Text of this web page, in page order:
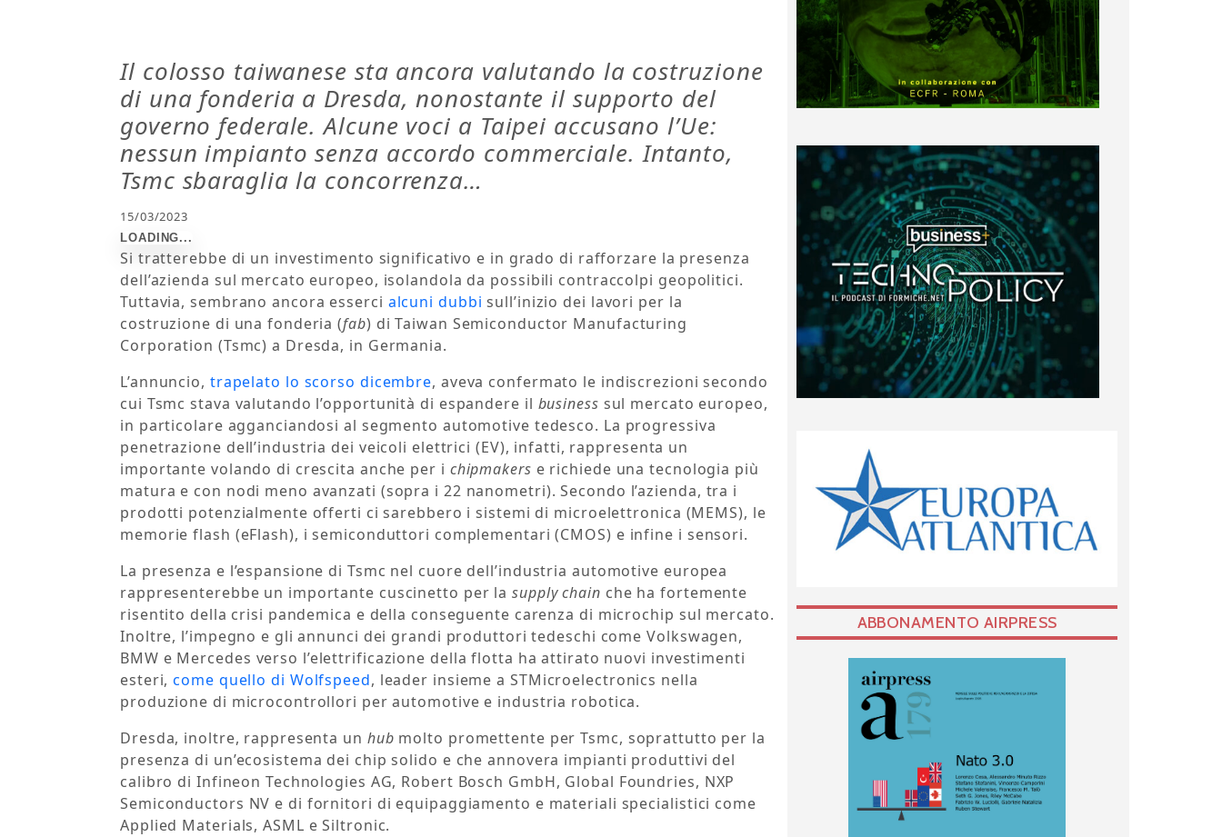
Il colosso taiwanese sta ancora valutando la costruzione
di una fonderia a Dresda, nonostante il supporto del
governo federale. Alcune voci a Taipei accusano l’Ue:
nessun impianto senza accordo commerciale. Intanto,
Tsmc sbaraglia la concorrenza…
15/03/2023
Si tratterebbe di un investimento significativo e in grado di rafforzare la presenza
dell’azienda sul mercato europeo, isolandola da possibili contraccolpi geopolitici.
Tuttavia, sembrano ancora esserci alcuni dubbi sull’inizio dei lavori per la
costruzione di una fonderia (fab) di Taiwan Semiconductor Manufacturing
Corporation (Tsmc) a Dresda, in Germania.
L’annuncio, trapelato lo scorso dicembre, aveva confermato le indiscrezioni secondo
cui Tsmc stava valutando l’opportunità di espandere il business sul mercato europeo,
in particolare agganciandosi al segmento automotive tedesco. La progressiva
penetrazione dell’industria dei veicoli elettrici (EV), infatti, rappresenta un
importante volando di crescita anche per i chipmakers e richiede una tecnologia più
matura e con nodi meno avanzati (sopra i 22 nanometri). Secondo l’azienda, tra i
prodotti potenzialmente offerti ci sarebbero i sistemi di microelettronica (MEMS), le
memorie flash (eFlash), i semiconduttori complementari (CMOS) e infine i sensori.
La presenza e l’espansione di Tsmc nel cuore dell’industria automotive europea
rappresenterebbe un importante cuscinetto per lasupply chain che ha fortemente
risentito della crisi pandemica e della conseguente carenza di microchip sul mercato.
Inoltre, l’impegno e gli annunci dei grandi produttori tedeschi come Volkswagen,
BMW e Mercedes verso l’elettrificazione della flotta ha attirato nuovi investimenti
esteri,come quello di Wolfspeed, leader insieme a STMicroelectronics nella
produzione di microcontrollori per automotive e industria robotica.
Dresda, inoltre, rappresenta un hub molto promettente per Tsmc, soprattutto per la
presenza di un’ecosistema dei chip solido e che annovera impianti produttivi del
calibro di Infineon Technologies AG, Robert Bosch GmbH, Global Foundries, NXP
Semiconductors NV e di fornitori di equipaggiamento e materiali specialistici come
Applied Materials, ASML e Siltronic.
ABBONAMENTO AIRPRESS